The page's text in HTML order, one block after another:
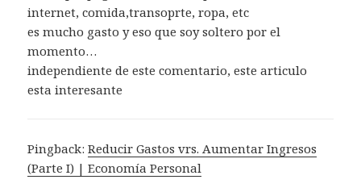
internet, comida,transoprte, ropa, etc
es mucho gasto y eso que soy soltero por el
momento…
independiente de este comentario, este articulo
esta interesante
Pingback:Reducir Gastos vrs. Aumentar Ingresos
(Parte I) | Economía Personal